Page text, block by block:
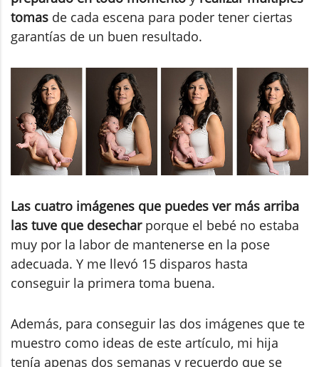
tomas de cada escena para poder tener ciertas
garantías de un buen resultado.
Las cuatro imágenes que puedes ver más arriba
las tuve que desecharporque el bebé no estaba
muy por la labor de mantenerse en la pose
adecuada. Y me llevó 15 disparos hasta
conseguir la primera toma buena.
Además, para conseguir las dos imágenes que te
muestro como ideas de este artículo, mi hija
tenía apenas dos semanas y recuerdo que se